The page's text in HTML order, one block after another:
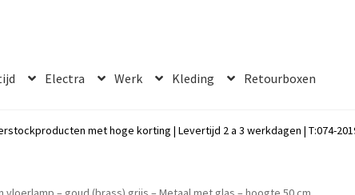
Electra Werk Kleding Retourboxen
met hoge korting | Levertijd 2 a 3 werkdagen | T:074-